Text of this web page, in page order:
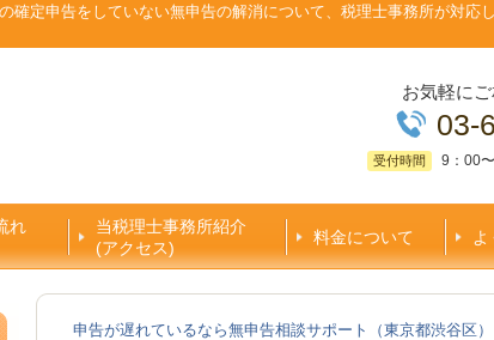
確定申告をしていない無申告の解消について、税理士事務所が対応
お気軽にご
03-
受付時間 9：00
れ
当税理士事務所紹介
(アクセス)
料金について
申告が遅れているなら無申告相談サポート（東京都渋谷区）